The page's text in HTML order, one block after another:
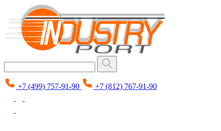
+7 (499) 757-91-90 +7 (812) 767-91-90